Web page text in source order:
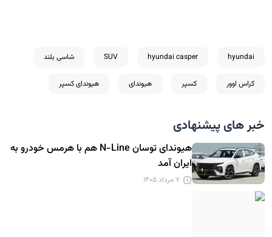
hyundai
hyundai casper
SUV شاسی بلند
کراس اوور کسپر هیوندای هیوندای کسپر
خبر های پیشنهادی
هیوندای توسان N-Line هم با هرمس خودرو به
ایران آمد
۷ مرداد ۱۴۰۵